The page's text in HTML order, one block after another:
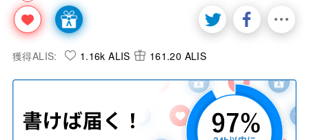
獲得ALIS: 1.16k ALIS 161.20 ALIS